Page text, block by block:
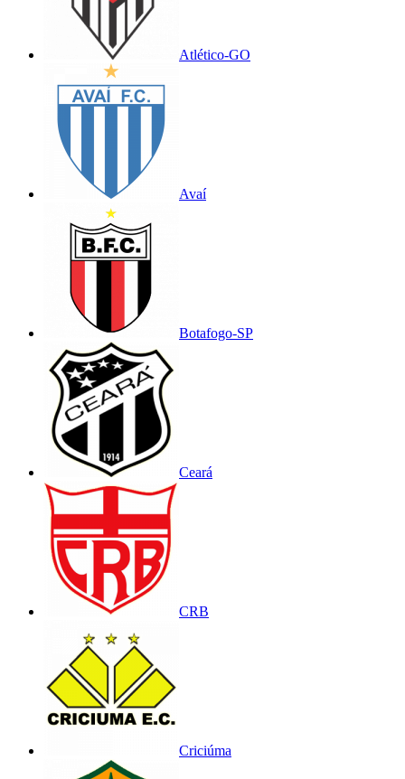
Atlético-GO
Avaí
Botafogo-SP
Ceará
CRB
Criciúma